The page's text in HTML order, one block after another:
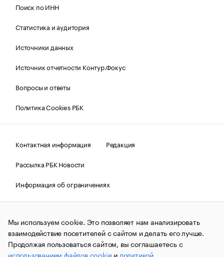
Поиск по ИНН
Статистика и аудитория
Источники данных
Источник отчетности Контур.Фокус
Вопросы и ответы
Политика Cookies РБК
Контактная информация
Редакция
Рассылка РБК Новости
Информация об ограничениях
Правовая информация
О соблюдении авторских прав
© АО «РОСБИЗНЕСКОНСАЛТИНГ»,1995–2026.Сообщения
и материалы информационного агентства «РБК»
(зарегистрировано Федеральной службой по надзору в сфере
связи, информационных технологий и массовых
коммуникаций (Роскомнадзор) 09.12.2015 за номером ИА
Мы используем cookie. Это позволяет нам анализировать
взаимодействие посетителей с сайтом и делать его лучше.
Продолжая пользоваться сайтом, вы соглашаетесь с
использованием файлов cookieи политикой